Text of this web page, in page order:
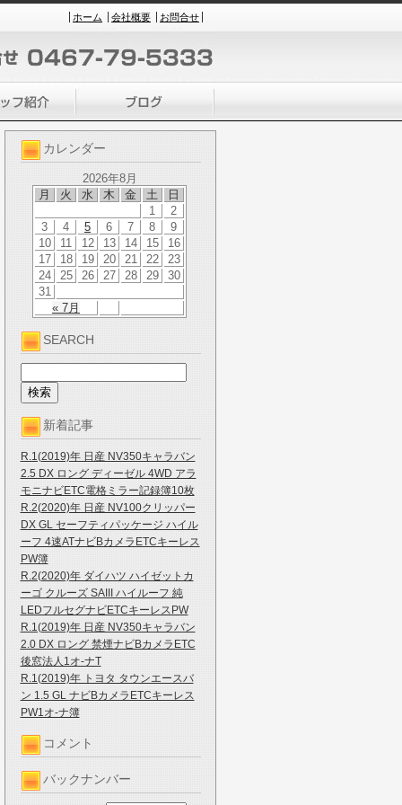
ホーム 会社概要 お問合せ
カレンダー
2026年8月
月
火 水 木 金 土 日
« 7月
1
2
3
4 5 6 7 8
9
10
11 12 13 14 15
16
17
18 19 20 21 22
23
24
25 26 27 28 29
30
31
SEARCH
新着記事
R.1(2019)年 日産 NV350キャラバン
2.5 DX ロング ディーゼル 4WD アラ
モニナビETC電格ミラー記録簿10枚
R.2(2020)年 日産 NV100クリッパー
DX GL セーフティパッケージ ハイル
ーフ 4速ATナビBカメラETCキーレス
PW簿
R.2(2020)年 ダイハツ ハイゼットカ
ーゴ クルーズ SAIII ハイルーフ 純
LEDフルセグナビETCキーレスPW
R.1(2019)年 日産 NV350キャラバン
2.0 DX ロング 禁煙ナビBカメラETC
後窓法人1オ-ナT
R.1(2019)年 トヨタ タウンエースバ
ン 1.5 GL ナビBカメラETCキーレス
PW1オ-ナ簿
コメント
バックナンバー